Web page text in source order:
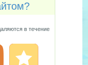
в течение